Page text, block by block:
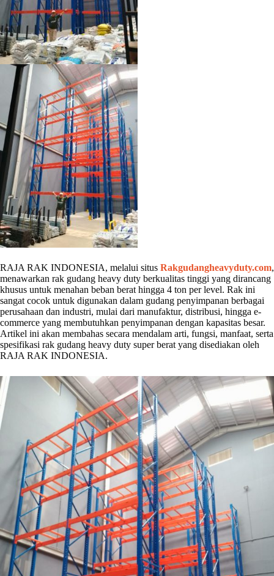
RAJA RAK INDONESIA, melalui situs Rakgudangheavyduty.com,
menawarkan rak gudang heavy duty berkualitas tinggi yang dirancang
khusus untuk menahan beban berat hingga 4 ton per level. Rak ini
sangat cocok untuk digunakan dalam gudang penyimpanan berbagai
perusahaan dan industri, mulai dari manufaktur, distribusi, hingga e-
commerce yang membutuhkan penyimpanan dengan kapasitas besar.
Artikel ini akan membahas secara mendalam arti, fungsi, manfaat, serta
spesifikasi rak gudang heavy duty super berat yang disediakan oleh
RAJA RAK INDONESIA.